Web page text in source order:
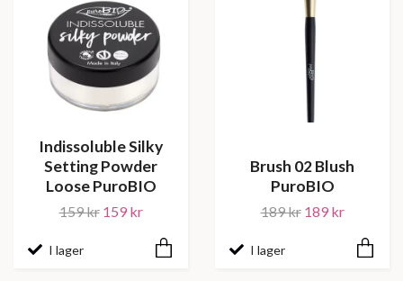
Indissoluble Silky
Setting Powder
Loose PuroBIO
159 kr 159 kr
I lager
Brush 02 Blush
PuroBIO
189 kr 189 kr
I lager